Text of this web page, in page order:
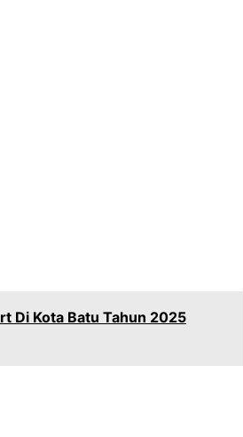
Di Kota Batu Tahun 2025